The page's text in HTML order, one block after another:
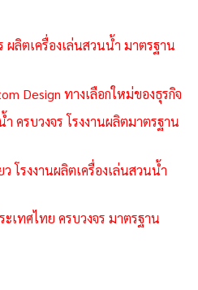
ผลิตเครื่องเล่นสวนน้ำ มาตรฐาน
Design ทางเลือกใหม่ของธุรกิจ
ครบวงจร โรงงานผลิตมาตรฐาน
โรงงานผลิตเครื่องเล่นสวนน้ำ
เทศไทย ครบวงจร มาตรฐาน